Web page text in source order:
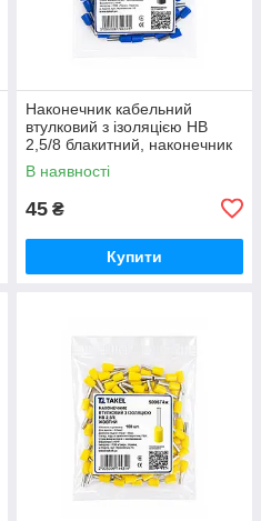
Наконечник кабельний
втулковий з ізоляцією HB
2,5/8 блакитний, наконечник
для обтиску кінців дроту
В наявності
45 ₴
Купити